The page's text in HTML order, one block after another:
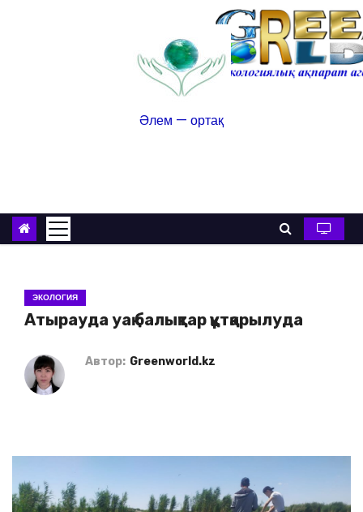
Әлем — ортақ
ЭКОЛОГИЯ
Атырауда уақ балықтар құтқарылуда
Автор: Greenworld.kz